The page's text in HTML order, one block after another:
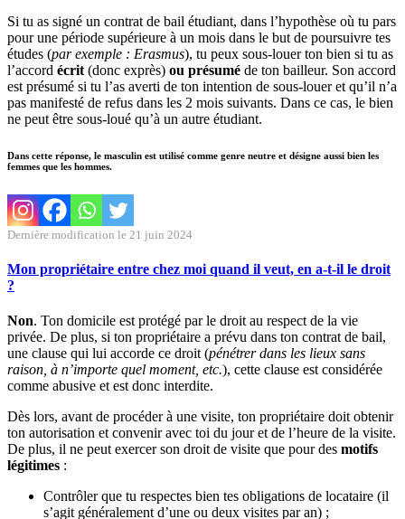
Si tu as signé un contrat de bail étudiant, dans l’hypothèse où tu pars
pour une période supérieure à un mois dans le but de poursuivre tes
études (par exemple : Erasmus), tu peux sous-louer ton bien si tu as
l’accord écrit (donc exprès) ou présumé de ton bailleur. Son accord
est présumé si tu l’as averti de ton intention de sous-louer et qu’il n’a
pas manifesté de refus dans les 2 mois suivants. Dans ce cas, le bien
ne peut être sous-loué qu’à un autre étudiant.
Dans cette réponse, le masculin est utilisé comme genre neutre et désigne aussi bien les
femmes que les hommes.
Dernière modification le 21 juin 2024
Mon propriétaire entre chez moi quand il veut, en a-t-il le droit
?
Non. Ton domicile est protégé par le droit au respect de la vie
privée. De plus, si ton propriétaire a prévu dans ton contrat de bail,
une clause qui lui accorde ce droit (pénétrer dans les lieux sans
raison, à n’importe quel moment, etc.), cette clause est considérée
comme abusive et est donc interdite.
Dès lors, avant de procéder à une visite, ton propriétaire doit obtenir
ton autorisation et convenir avec toi du jour et de l’heure de la visite.
De plus, il ne peut exercer son droit de visite que pour des motifs
légitimes :
Contrôler que tu respectes bien tes obligations de locataire (il
s’agit généralement d’une ou deux visites par an) ;